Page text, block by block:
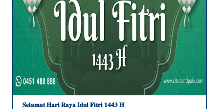
𝐒𝐞𝐥𝐚𝐦𝐚𝐭 𝐇𝐚𝐫𝐢 𝐑𝐚𝐲𝐚 𝐈𝐝𝐮𝐥 𝐅𝐢𝐭𝐫𝐢 𝟏𝟒𝟒𝟑 𝐇